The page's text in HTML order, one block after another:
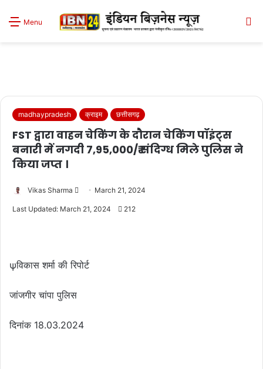
Menu
madhaypradesh क्राइम छत्तीसगढ़
FST द्वारा वाहन चेकिंग के दौरान चेकिंग पॉइंट्स
बनारी में नगदी 7,95,000/₹ संदिग्ध मिले पुलिस ने
किया जप्त ।
Vikas Sharma
Send March 21, 2024
Last Updated: March 21, 2024 212
ψविकास शर्मा की रिपोर्ट
जांजगीर चांपा पुलिस
दिनांक 18.03.2024